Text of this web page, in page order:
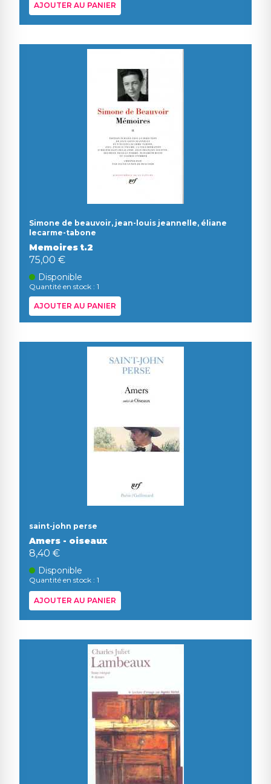
AJOUTER AU PANIER
Simone de beauvoir, jean-louis jeannelle, éliane
lecarme-tabone
Memoires t.2
75,00 €
Disponible
Quantité en stock : 1
AJOUTER AU PANIER
saint-john perse
Amers - oiseaux
8,40 €
Disponible
Quantité en stock : 1
AJOUTER AU PANIER